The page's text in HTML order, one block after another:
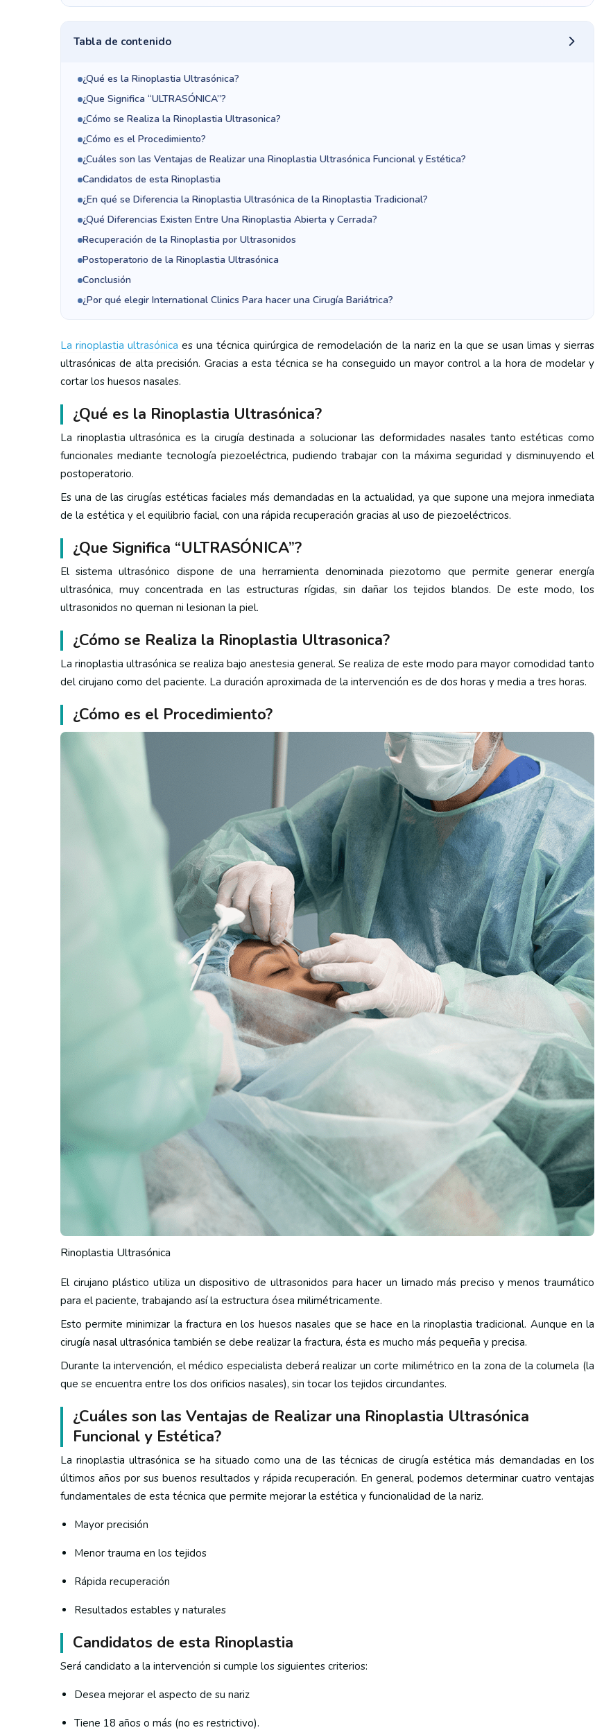
Tabla de contenido
¿Qué es la Rinoplastia Ultrasónica?
¿Que Significa “ULTRASÓNICA”?
¿Cómo se Realiza la Rinoplastia Ultrasonica?
¿Cómo es el Procedimiento?
¿Cuáles son las Ventajas de Realizar una Rinoplastia Ultrasónica Funcional y Estética?
Candidatos de esta Rinoplastia
¿En qué se Diferencia la Rinoplastia Ultrasónica de la Rinoplastia Tradicional?
¿Qué Diferencias Existen Entre Una Rinoplastia Abierta y Cerrada?
Recuperación de la Rinoplastia por Ultrasonidos
Postoperatorio de la Rinoplastia Ultrasónica
Conclusión
¿Por qué elegir International Clinics Para hacer una Cirugía Bariátrica?
La rinoplastia ultrasónica es una técnica quirúrgica de remodelación de la nariz en la que se usan limas y sierras
ultrasónicas de alta precisión. Gracias a esta técnica se ha conseguido un mayor control a la hora de modelar y
cortar los huesos nasales.
¿Qué es la Rinoplastia Ultrasónica?
La rinoplastia ultrasónica es la cirugía destinada a solucionar las deformidades nasales tanto estéticas como
funcionales mediante tecnología piezoeléctrica, pudiendo trabajar con la máxima seguridad y disminuyendo el
postoperatorio.
Es una de las cirugías estéticas faciales más demandadas en la actualidad, ya que supone una mejora inmediata
de la estética y el equilibrio facial, con una rápida recuperación gracias al uso de piezoeléctricos.
¿Que Significa “ULTRASÓNICA”?
El sistema ultrasónico dispone de una herramienta denominada piezotomo que permite generar energía
ultrasónica, muy concentrada en las estructuras rígidas, sin dañar los tejidos blandos. De este modo, los
ultrasonidos no queman ni lesionan la piel.
¿Cómo se Realiza la Rinoplastia Ultrasonica?
La rinoplastia ultrasónica se realiza bajo anestesia general. Se realiza de este modo para mayor comodidad tanto
del cirujano como del paciente. La duración aproximada de la intervención es de dos horas y media a tres horas.
¿Cómo es el Procedimiento?
Rinoplastia Ultrasónica
El cirujano plástico utiliza un dispositivo de ultrasonidos para hacer un limado más preciso y menos traumático
para el paciente, trabajando así la estructura ósea milimétricamente.
Esto permite minimizar la fractura en los huesos nasales que se hace en la rinoplastia tradicional. Aunque en la
cirugía nasal ultrasónica también se debe realizar la fractura, ésta es mucho más pequeña y precisa.
Durante la intervención, el médico especialista deberá realizar un corte milimétrico en la zona de la columela (la
que se encuentra entre los dos orificios nasales), sin tocar los tejidos circundantes.
¿Cuáles son las Ventajas de Realizar una Rinoplastia Ultrasónica
Funcional y Estética?
La rinoplastia ultrasónica se ha situado como una de las técnicas de cirugía estética más demandadas en los
últimos años por sus buenos resultados y rápida recuperación. En general, podemos determinar cuatro ventajas
fundamentales de esta técnica que permite mejorar la estética y funcionalidad de la nariz.
Mayor precisión
Menor trauma en los tejidos
Rápida recuperación
Resultados estables y naturales
Candidatos de esta Rinoplastia
Será candidato a la intervención si cumple los siguientes criterios:
Desea mejorar el aspecto de su nariz
Tiene 18 años o más (no es restrictivo).